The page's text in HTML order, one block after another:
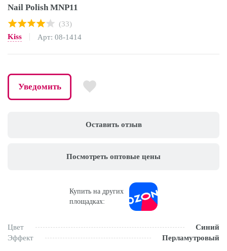
Оставить отзыв
Посмотреть оптовые цены
Купить на других
площадках:
Цвет
Синий
Эффект
Перламутровый
Nail Polish MNP11
(33)
Kiss
Арт: 08-1414
Уведомить